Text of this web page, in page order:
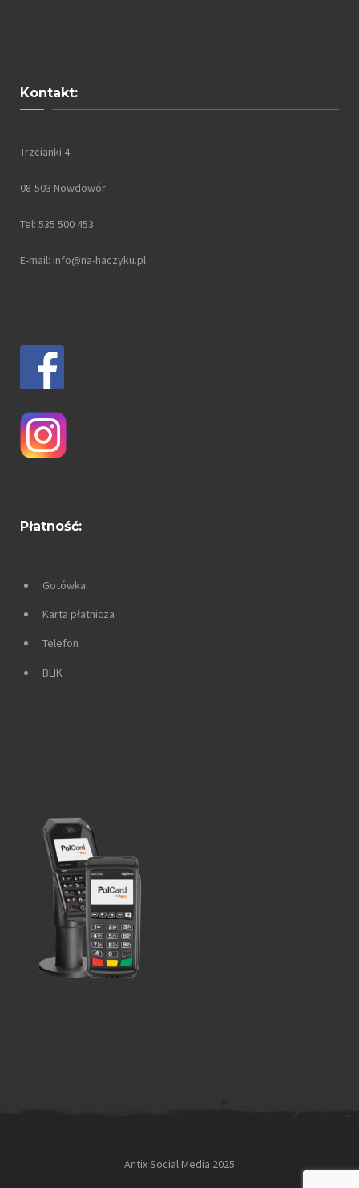
Kontakt:
Trzcianki 4
08-503 Nowdowór
Tel: 535 500 453
E-mail: info@na-haczyku.pl
Płatność:
Gotówka
Karta płatnicza
Telefon
BLIK
Antix Social Media 2025